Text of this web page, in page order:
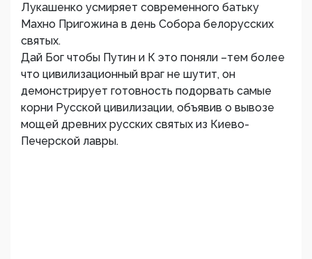
Лукашенко усмиряет современного батьку
Махно Пригожина в день Собора белорусских
святых.
Дай Бог чтобы Путин и К это поняли –тем более
что цивилизационный враг не шутит, он
демонстрирует готовность подорвать самые
корни Русской цивилизации, объявив о вывозе
мощей древних русских святых из Киево-
Печерской лавры.